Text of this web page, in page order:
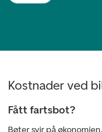
Kostnader ved
Fått fartsbot?
Bøter svir på